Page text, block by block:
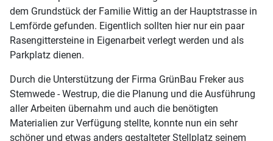
dem Grundstück der Familie Wittig an der Hauptstrasse in
Lemförde gefunden. Eigentlich sollten hier nur ein paar
Rasengittersteine in Eigenarbeit verlegt werden und als
Parkplatz dienen.
Durch die Unterstützung der Firma GrünBau Freker aus
Stemwede - Westrup, die die Planung und die Ausführung
aller Arbeiten übernahm und auch die benötigten
Materialien zur Verfügung stellte, konnte nun ein sehr
schöner und etwas anders gestalteter Stellplatz seinem